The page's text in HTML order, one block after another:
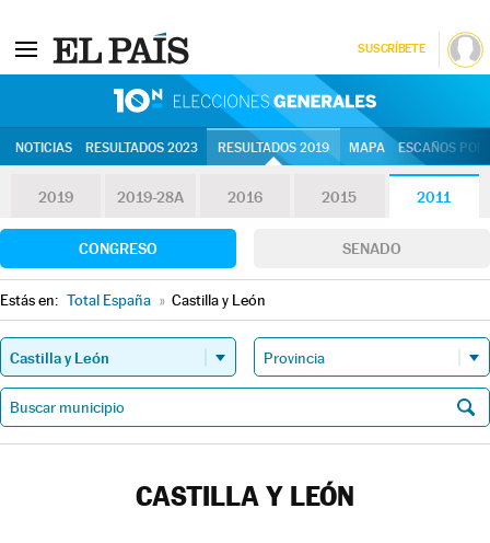
SUSCRÍBETE
NOTICIAS RESULTADOS 2023 RESULTADOS 2019 MAPA ESCAÑOS
2019 2019-28A 2016 2015 2011
CONGRESO SENADO
Estás en: Total España » Castilla y León
CASTILLA Y LEÓN